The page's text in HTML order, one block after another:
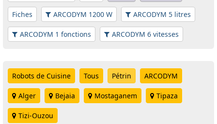
Fiches ARCODYM 1200 W ARCODYM 5 litres
ARCODYM 1 fonctions ARCODYM 6 vitesses
Robots de Cuisine Tous Pétrin ARCODYM
Alger Bejaia Mostaganem Tipaza
Tizi-Ouzou